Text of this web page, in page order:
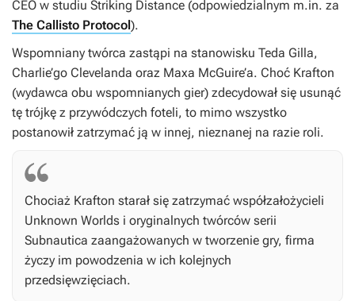
CEO w studiu Striking Distance (odpowiedzialnym m.in. za
The Callisto Protocol).
Wspomniany twórca zastąpi na stanowisku Teda Gilla,
Charlie’go Clevelanda oraz Maxa McGuire’a. Choć Krafton
(wydawca obu wspomnianych gier) zdecydował się usunąć
tę trójkę z przywódczych foteli, to mimo wszystko
postanowił zatrzymać ją w innej, nieznanej na razie roli.
Chociaż Krafton starał się zatrzymać współzałożycieli
Unknown Worlds i oryginalnych twórców serii
Subnautica zaangażowanych w tworzenie gry, firma
życzy im powodzenia w ich kolejnych
przedsięwzięciach.